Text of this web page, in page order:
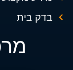
בדק בית